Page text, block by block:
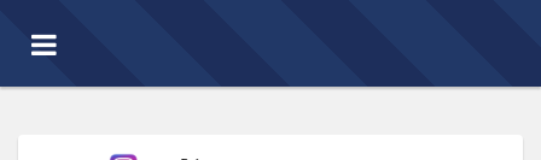
Toggle
navigation